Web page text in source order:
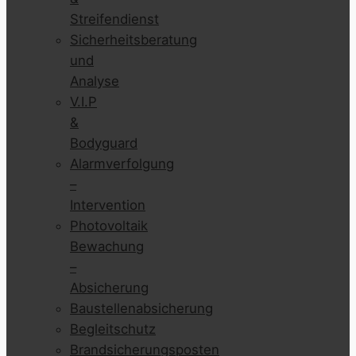
Streifendienst
Sicherheitsberatung
und
Analyse
V.I.P
&
Bodyguard
Alarmverfolgung
–
Intervention
Photovoltaik
Bewachung
–
Absicherung
Baustellenabsicherung
Begleitschutz
Brandsicherungsposten